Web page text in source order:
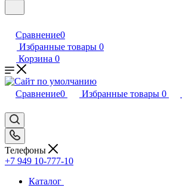
Сравнение0
Избранные товары 0
Корзина 0
Сравнение0 Избранные товары 0
Телефоны
+7 949 10-777-10
Каталог